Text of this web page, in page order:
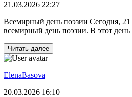
21.03.2026 22:27
Всемирный день поэзии Сегодня, 21
всемирный день поэзии. В этот
Читать далее
ElenaBasova
20.03.2026 16:10